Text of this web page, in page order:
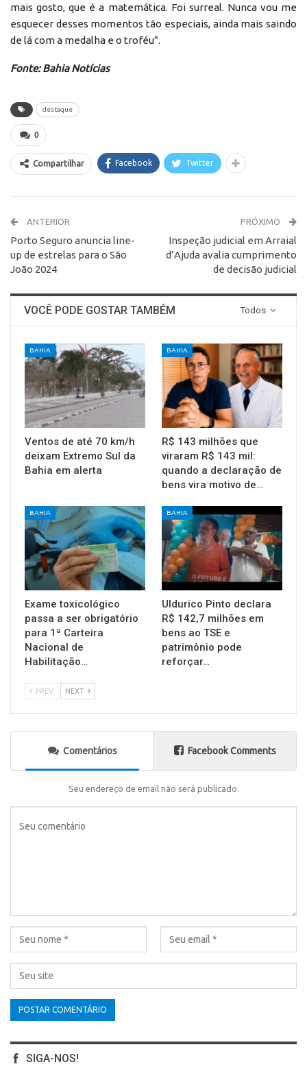
mais gosto, que é a matemática. Foi surreal. Nunca vou me
esquecer desses momentos tão especiais, ainda mais saindo
de lá com a medalha e o troféu”.
Fonte: Bahia Notícias
destaque
0
Compartilhar Facebook Twitter
ANTERIOR
Porto Seguro anuncia line-
up de estrelas para o São
João 2024
PRÓXIMO
Inspeção judicial em Arraial
d’Ajuda avalia cumprimento
de decisão judicial
Todos
VOCÊ PODE GOSTAR TAMBÉM
BAHIA
Ventos de até 70 km/h
deixam Extremo Sul da
Bahia em alerta
BAHIA
R$ 143 milhões que
viraram R$ 143 mil:
quando a declaração de
bens vira motivo de…
BAHIA
Exame toxicológico
passa a ser obrigatório
para 1ª Carteira
Nacional de
Habilitação…
BAHIA
Uldurico Pinto declara
R$ 142,7 milhões em
bens ao TSE e
patrimônio pode
reforçar…
PREV NEXT
Comentários Facebook Comments
Seu endereço de email não será publicado.
SIGA-NOS!